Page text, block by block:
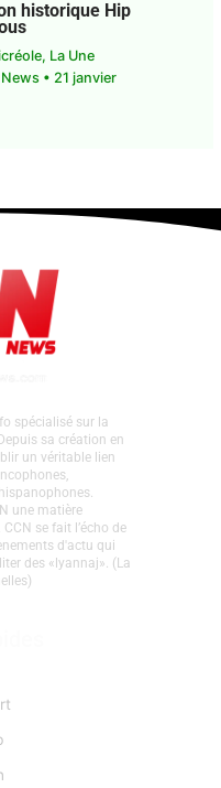
,La Une
spécialisé sur la
sa création en
un véritable lien
une matière
se fait l’écho de
d'actu qui
des «lyannaj». (La